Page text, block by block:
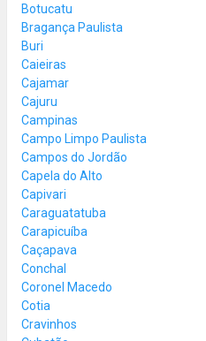
Botucatu
Bragança Paulista
Buri
Caieiras
Cajamar
Cajuru
Campinas
Campo Limpo Paulista
Campos do Jordão
Capela do Alto
Capivari
Caraguatatuba
Carapicuíba
Caçapava
Conchal
Coronel Macedo
Cotia
Cravinhos